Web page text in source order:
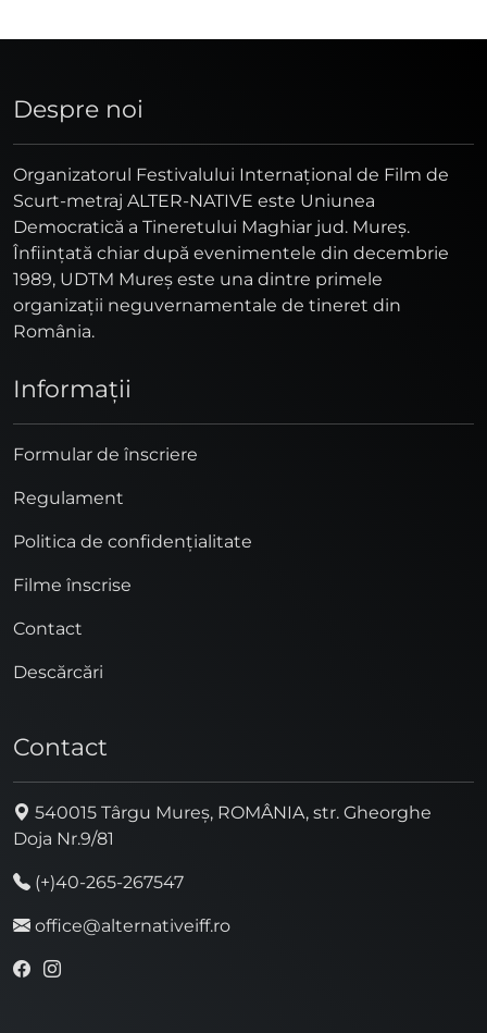
Despre noi
Organizatorul Festivalului Internaţional de Film de
Scurt-metraj ALTER-NATIVE este Uniunea
Democratică a Tineretului Maghiar jud. Mureş.
Înfiinţată chiar după evenimentele din decembrie
1989, UDTM Mureş este una dintre primele
organizaţii neguvernamentale de tineret din
România.
Informaţii
Formular de înscriere
Regulament
Politica de confidențialitate
Filme înscrise
Contact
Descărcări
Contact
540015 Târgu Mureș, ROMÂNIA, str. Gheorghe
Doja Nr.9/81
(+)40-265-267547
office@alternativeiff.ro